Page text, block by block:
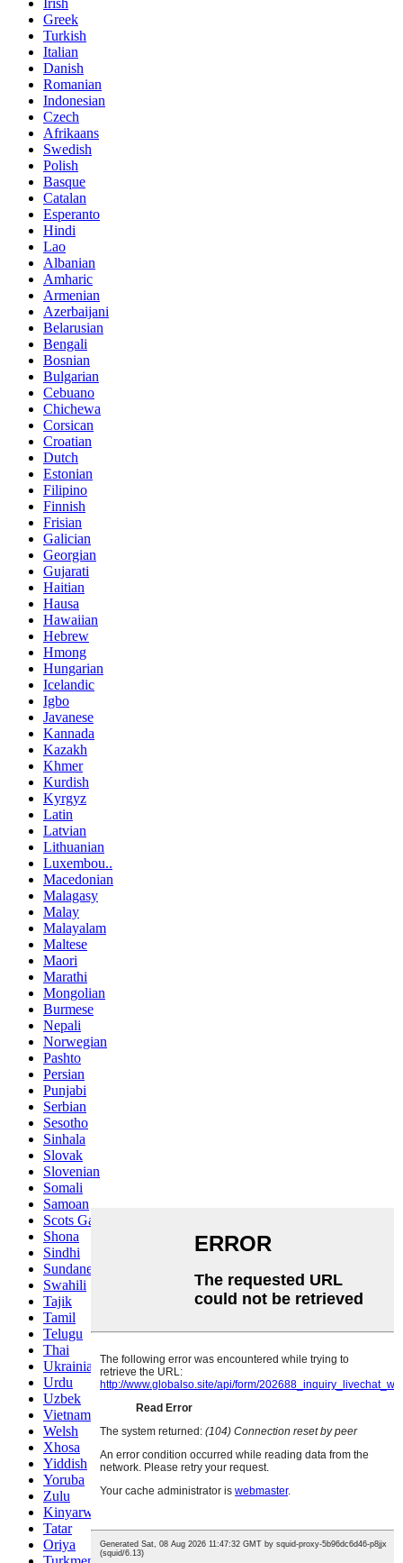
Irish
Greek
Turkish
Italian
Danish
Romanian
Indonesian
Czech
Afrikaans
Swedish
Polish
Basque
Catalan
Esperanto
Hindi
Lao
Albanian
Amharic
Armenian
Azerbaijani
Belarusian
Bengali
Bosnian
Bulgarian
Cebuano
Chichewa
Corsican
Croatian
Dutch
Estonian
Filipino
Finnish
Frisian
Galician
Georgian
Gujarati
Haitian
Hausa
Hawaiian
Hebrew
Hmong
Hungarian
Icelandic
Igbo
Javanese
Kannada
Kazakh
Khmer
Kurdish
Kyrgyz
Latin
Latvian
Lithuanian
Luxembou..
Macedonian
Malagasy
Malay
Malayalam
Maltese
Maori
Marathi
Mongolian
Burmese
Nepali
Norwegian
Pashto
Persian
Punjabi
Serbian
Sesotho
Sinhala
Slovak
Slovenian
Somali
Samoan
Scots Gaelic
Shona
Sindhi
Sundanese
Swahili
Tajik
Tamil
Telugu
Thai
Ukrainian
Urdu
Uzbek
Vietnamese
Welsh
Xhosa
Yiddish
Yoruba
Zulu
Kinyarwanda
Tatar
Oriya